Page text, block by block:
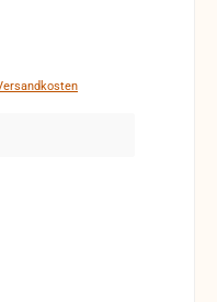
Preis: